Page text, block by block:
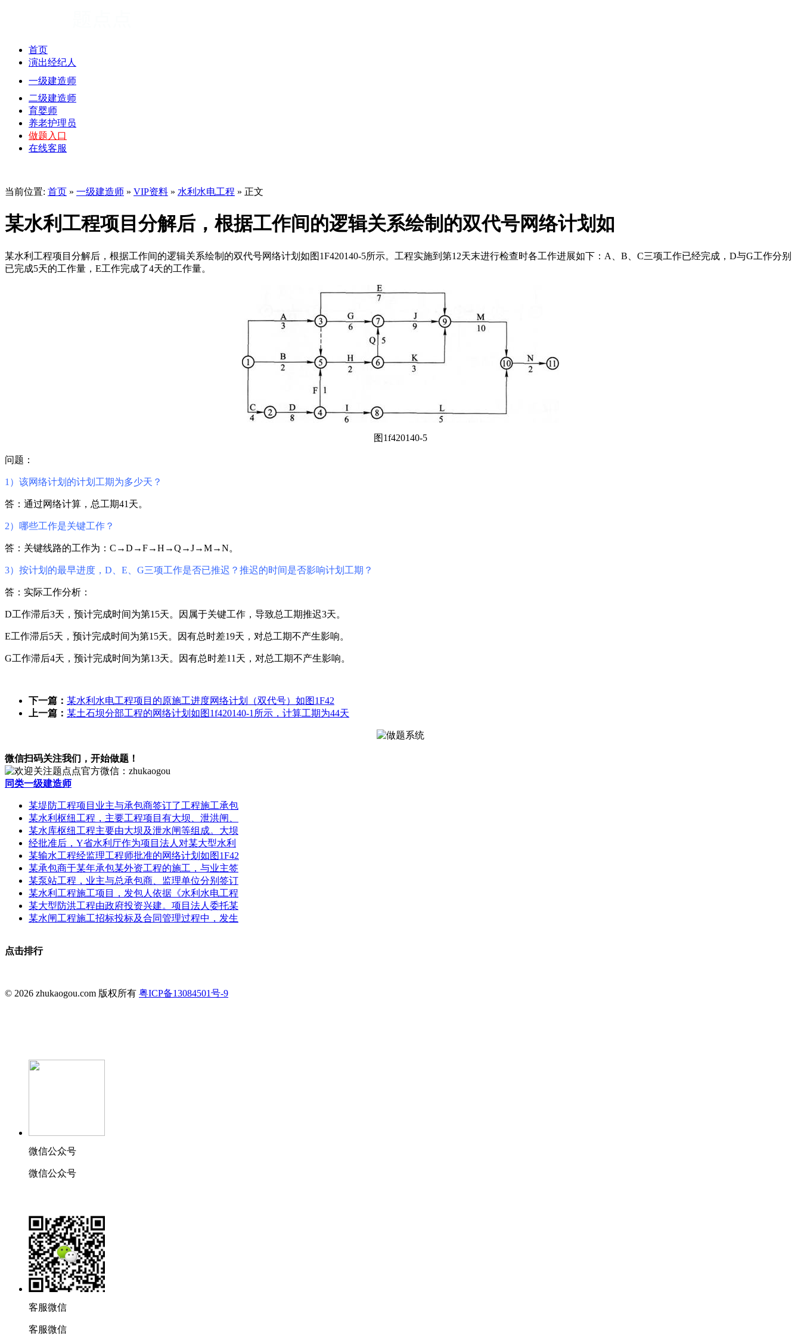
首页
演出经纪人
一级建造师
二级建造师
育婴师
养老护理员
做题入口
在线客服
当前位置: 首页 » 一级建造师 » VIP资料 » 水利水电工程 » 正文
某水利工程项目分解后，根据工作间的逻辑关系绘制的双代号网络计划如
某水利工程项目分解后，根据工作间的逻辑关系绘制的双代号网络计划如图1F420140-5所示。工程实施到第12天末进行检查时各工作进展如下：A、B、C三项工作已经完成，D与G工作分别
已完成5天的工作量，E工作完成了4天的工作量。
图1f420140-5
问题：
1）该网络计划的计划工期为多少天？
答：通过网络计算，总工期41天。
2）哪些工作是关键工作？
答：关键线路的工作为：C→D→F→H→Q→J→M→N。
3）按计划的最早进度，D、E、G三项工作是否已推迟？推迟的时间是否影响计划工期？
答：实际工作分析：
D工作滞后3天，预计完成时间为第15天。因属于关键工作，导致总工期推迟3天。
E工作滞后5天，预计完成时间为第15天。因有总时差19天，对总工期不产生影响。
G工作滞后4天，预计完成时间为第13天。因有总时差11天，对总工期不产生影响。
下一篇： 某水利水电工程项目的原施工进度网络计划（双代号）如图1F42
上一篇： 某土石坝分部工程的网络计划如图1f420140-1所示，计算工期为44天
微信扫码关注我们，开始做题！
同类一级建造师
某堤防工程项目业主与承包商签订了工程施工承包
某水利枢纽工程，主要工程项目有大坝、泄洪闸、
某水库枢纽工程主要由大坝及泄水闸等组成。大坝
经批准后，Y省水利厅作为项目法人对某大型水利
某输水工程经监理工程师批准的网络计划如图1F42
某承包商于某年承包某外资工程的施工，与业主签
某泵站工程，业主与总承包商、监理单位分别签订
某水利工程施工项目，发包人依据《水利水电工程
某大型防洪工程由政府投资兴建。项目法人委托某
某水闸工程施工招标投标及合同管理过程中，发生
点击排行
© 2026 zhukaogou.com 版权所有 粤ICP备13084501号-9
微信公众号
微信公众号
客服微信
客服微信